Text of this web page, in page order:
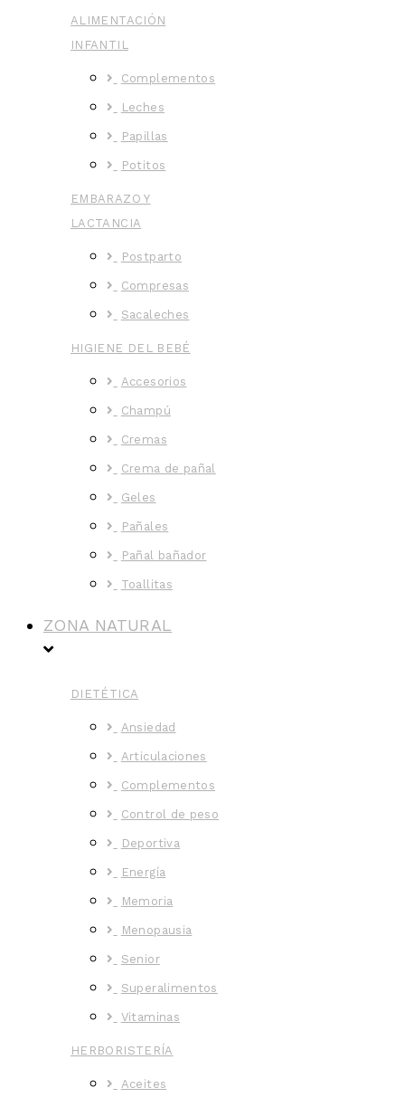
ALIMENTACIÓN
INFANTIL
Complementos
Leches
Papillas
Potitos
EMBARAZO Y
LACTANCIA
Postparto
Compresas
Sacaleches
HIGIENE DEL BEBÉ
Accesorios
Champú
Cremas
Crema de pañal
Geles
Pañales
Pañal bañador
Toallitas
ZONA NATURAL
DIETÉTICA
Ansiedad
Articulaciones
Complementos
Control de peso
Deportiva
Energía
Memoria
Menopausia
Senior
Superalimentos
Vitaminas
HERBORISTERÍA
Aceites